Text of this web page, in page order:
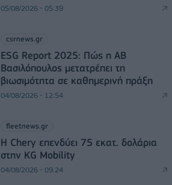
05/08/2026 - 05:39
csrnews.gr
ESG Report 2025: Πώς η ΑΒ
Βασιλόπουλος μετατρέπει τη
βιωσιμότητα σε καθημερινή πράξη
04/08/2026 - 12:54
fleetnews.gr
Η Chery επενδύει 75 εκατ. δολάρια
στην KG Mobility
04/08/2026 - 09:24